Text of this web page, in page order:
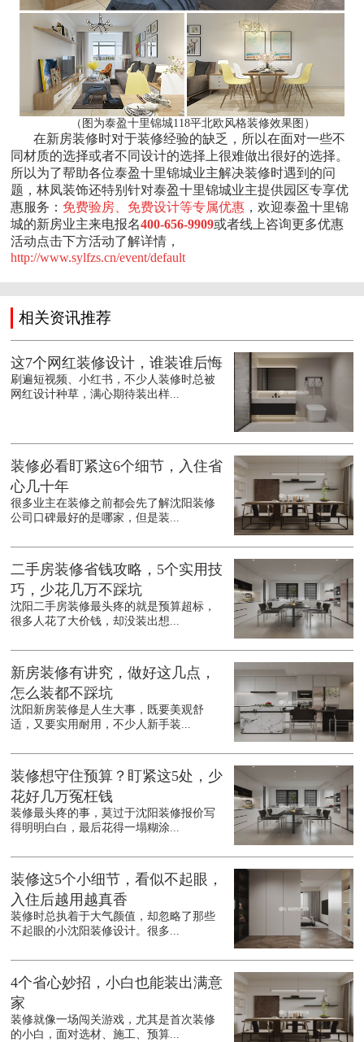
（图为泰盈十里锦城118平北欧风格装修效果图）
在新房装修时对于装修经验的缺乏，所以在面对一些不
同材质的选择或者不同设计的选择上很难做出很好的选择。
所以为了帮助各位泰盈十里锦城业主解决装修时遇到的问
题，林凤装饰还特别针对泰盈十里锦城业主提供园区专享优
惠服务： 免费验房、免费设计等专属优惠 ，欢迎泰盈十里锦
城的新房业主来电报名400-656-9909或者线上咨询更多优惠
活动点击下方活动了解详情，
http://www.sylfzs.cn/event/default
相关资讯推荐
这7个网红装修设计，谁装谁后悔
刷遍短视频、小红书，不少人装修时总被
网红设计种草，满心期待装出样...
装修必看盯紧这6个细节，入住省
心几十年
很多业主在装修之前都会先了解沈阳装修
公司口碑最好的是哪家，但是装...
二手房装修省钱攻略，5个实用技
巧，少花几万不踩坑
沈阳二手房装修最头疼的就是预算超标，
很多人花了大价钱，却没装出想...
新房装修有讲究，做好这几点，
怎么装都不踩坑
沈阳新房装修是人生大事，既要美观舒
适，又要实用耐用，不少人新手装...
装修想守住预算？盯紧这5处，少
花好几万冤枉钱
装修最头疼的事，莫过于沈阳装修报价写
得明明白白，最后花得一塌糊涂...
装修这5个小细节，看似不起眼，
入住后越用越真香
装修时总执着于大气颜值，却忽略了那些
不起眼的小沈阳装修设计。很多...
4个省心妙招，小白也能装出满意
家
装修就像一场闯关游戏，尤其是首次装修
的小白，面对选材、施工、预算...